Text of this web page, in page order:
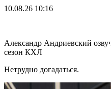
10.08.26 10:16
Александр Андриевский
сезон КХЛ
Нетрудно догадаться.